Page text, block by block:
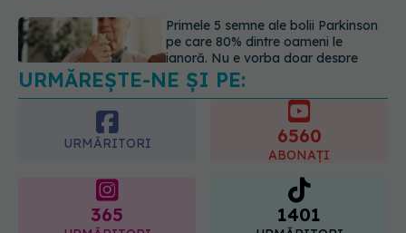
Gabriela Cristea, manifest pentru
respect și acceptare: Corpul
fiecăruia spune o poveste
05.08.2026, 21:23
URMĂREȘTE-NE ȘI PE:
URMĂRITORI
ABONAȚI
365
URMĂRITORI
1401
URMĂRITORI
ARTICOLE SIMILARE